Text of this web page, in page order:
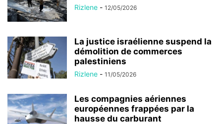
Rizlene - 12/05/2026
La justice israélienne suspend la
démolition de commerces
palestiniens
Rizlene - 11/05/2026
Les compagnies aériennes
européennes frappées par la
hausse du carburant